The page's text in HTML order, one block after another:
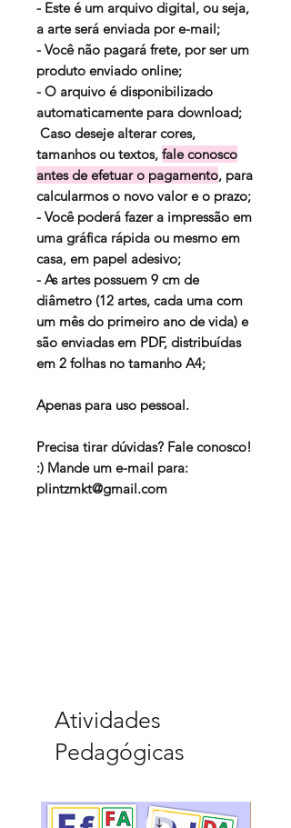
- Este é um arquivo digital, ou seja,
a arte será enviada por e-mail;
- Você não pagará frete, por ser um
produto enviado online;
- O arquivo é disponibilizado
automaticamente para download;
Caso deseje alterar cores,
tamanhos ou textos, fale conosco
antes de efetuar o pagamento, para
calcularmos o novo valor e o prazo;
- Você poderá fazer a impressão em
uma gráfica rápida ou mesmo em
casa, em papel adesivo;
- As artes possuem 9 cm de
diâmetro (12 artes, cada uma com
um mês do primeiro ano de vida) e
são enviadas em PDF, distribuídas
em 2 folhas no tamanho A4;
Apenas para uso pessoal.
Precisa tirar dúvidas? Fale conosco!
:) Mande um e-mail para:
plintzmkt@gmail.com
Atividades
Pedagógicas